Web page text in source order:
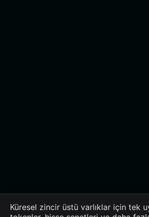
Küresel zincir üstü varlıklar için tek